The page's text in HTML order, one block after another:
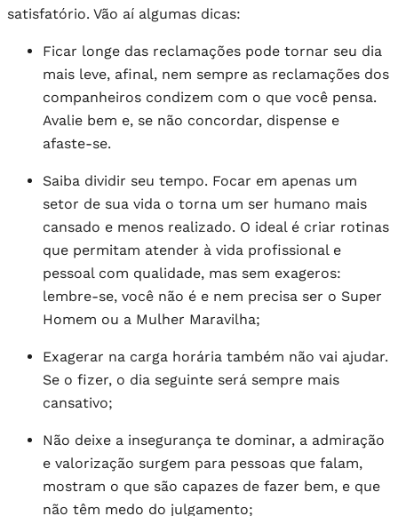
satisfatório. Vão aí algumas dicas:
Ficar longe das reclamações pode tornar seu dia
mais leve, afinal, nem sempre as reclamações dos
companheiros condizem com o que você pensa.
Avalie bem e, se não concordar, dispense e
afaste-se.
Saiba dividir seu tempo. Focar em apenas um
setor de sua vida o torna um ser humano mais
cansado e menos realizado. O ideal é criar rotinas
que permitam atender à vida profissional e
pessoal com qualidade, mas sem exageros:
lembre-se, você não é e nem precisa ser o Super
Homem ou a Mulher Maravilha;
Exagerar na carga horária também não vai ajudar.
Se o fizer, o dia seguinte será sempre mais
cansativo;
Não deixe a insegurança te dominar, a admiração
e valorização surgem para pessoas que falam,
mostram o que são capazes de fazer bem, e que
não têm medo do julgamento;